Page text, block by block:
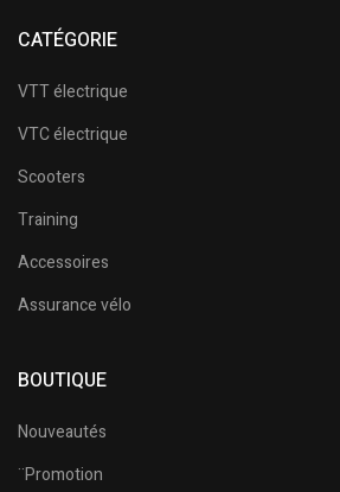
CATÉGORIE
VTT électrique
VTC électrique
Scooters
Training
Accessoires
Assurance vélo
BOUTIQUE
Nouveautés
¨Promotion